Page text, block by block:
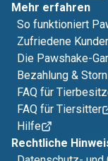
Mehr erfahren
So funktioniert
Zufriedene
Die Pawshake-
Bezahlung &
FAQ für
FAQ für Tiersitter
Hilfe
Rechtliche